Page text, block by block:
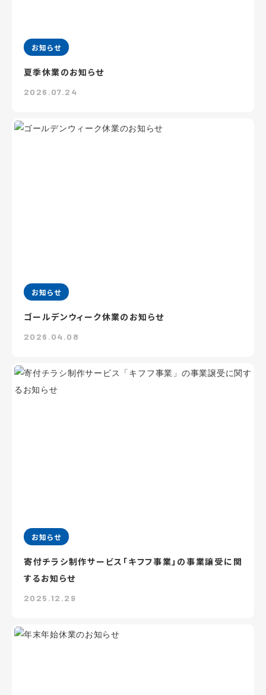
お知らせ
夏季休業のお知らせ
2026.07.24
お知らせ
ゴールデンウィーク休業のお知らせ
2026.04.08
お知らせ
寄付チラシ制作サービス「キフフ事業」の事業譲受に関
するお知らせ
2025.12.29